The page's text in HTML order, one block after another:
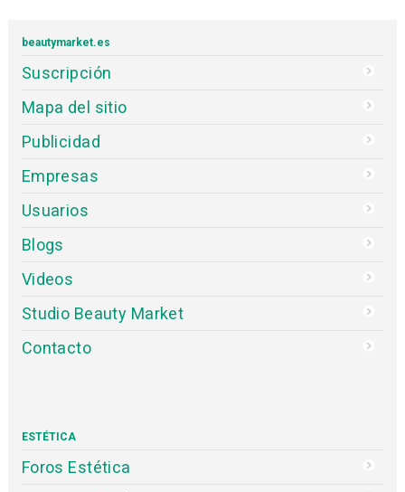
beautymarket.es
Suscripción
Mapa del sitio
Publicidad
Empresas
Usuarios
Blogs
Videos
Studio Beauty Market
Contacto
ESTÉTICA
Foros Estética